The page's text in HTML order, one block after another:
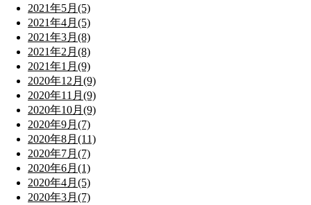
2021年5月(5)
2021年4月(5)
2021年3月(8)
2021年2月(8)
2021年1月(9)
2020年12月(9)
2020年11月(9)
2020年10月(9)
2020年9月(7)
2020年8月(11)
2020年7月(7)
2020年6月(1)
2020年4月(5)
2020年3月(7)